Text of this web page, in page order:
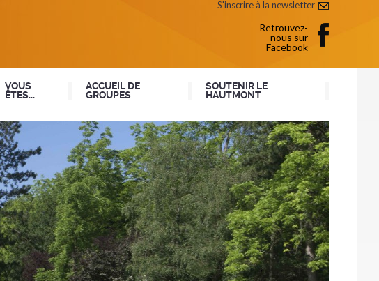
S'inscrire à la newsletter
Retrouvez-
nous sur
Facebook
VOUS
ÊTES...
ACCUEIL DE
GROUPES
SOUTENIR LE
HAUTMONT